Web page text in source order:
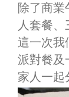
除了商
人套餐、
這一次我
派對餐及
家人一起